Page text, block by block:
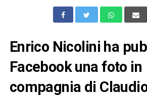
Enrico Nicolini ha
Facebook una foto in
compagnia di